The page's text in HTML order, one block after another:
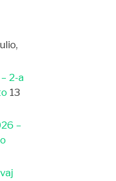
2-a
13
–